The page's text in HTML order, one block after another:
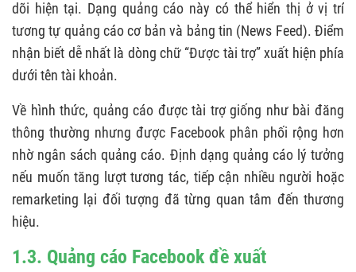
dõi hiện tại. Dạng quảng cáo này có thể hiển thị ở vị trí
tương tự quảng cáo cơ bản và bảng tin (News Feed). Điểm
nhận biết dễ nhất là dòng chữ “Được tài trợ” xuất hiện phía
dưới tên tài khoản.
Về hình thức, quảng cáo được tài trợ giống như bài đăng
thông thường nhưng được Facebook phân phối rộng hơn
nhờ ngân sách quảng cáo. Định dạng quảng cáo lý tưởng
nếu muốn tăng lượt tương tác, tiếp cận nhiều người hoặc
remarketing lại đối tượng đã từng quan tâm đến thương
hiệu.
1.3. Quảng cáo Facebook đề xuất